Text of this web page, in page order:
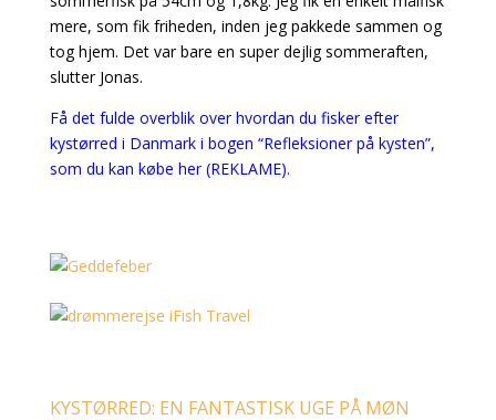
mere, som fik friheden, inden jeg pakkede sammen og
tog hjem. Det var bare en super dejlig sommeraften,
slutter Jonas.
Få det fulde overblik over hvordan du fisker efter
kystørred i Danmark i bogen “Refleksioner på kysten”,
som du kan købe her (REKLAME).
KYSTØRRED: EN FANTASTISK UGE PÅ MØN